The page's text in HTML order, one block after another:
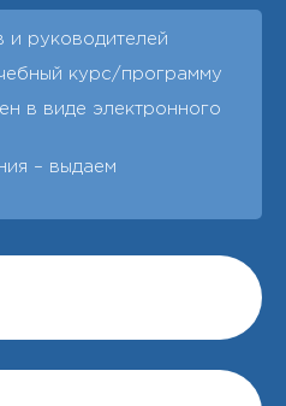
и руководителей
курс/программу
в виде электронного
– выдаeм